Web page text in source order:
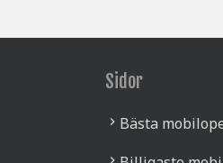
Sidor
Bästa